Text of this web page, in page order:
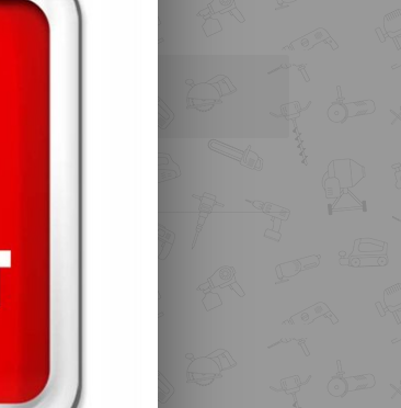
500 гривен
/ 35 ед.